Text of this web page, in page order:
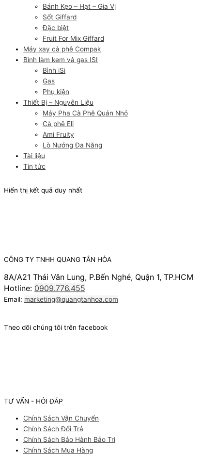
Bánh Kẹo – Hạt – Gia Vị
Sốt Giffard
Đặc biệt
Fruit For Mix Giffard
Máy xay cà phê Compak
Bình làm kem và gas ISI
Bình iSi
Gas
Phụ kiện
Thiết Bị – Nguyên Liệu
Máy Pha Cà Phê Quán Nhỏ
Cà phê Eli
Ami Fruity
Lò Nướng Đa Năng
Tài liệu
Tin tức
Hiển thị kết quả duy nhất
CÔNG TY TNHH QUANG TÂN HÒA
8A/A21 Thái Văn Lung, P.Bến Nghé, Quận 1, TP.HCM
Hotline: 0909.776.455
Email: marketing@quangtanhoa.com
Theo dõi chúng tôi trên facebook
TƯ VẤN - HỎI ĐÁP
Chính Sách Vận Chuyển
Chính Sách Đổi Trả
Chính Sách Bảo Hành Bảo Trì
Chính Sách Mua Hàng